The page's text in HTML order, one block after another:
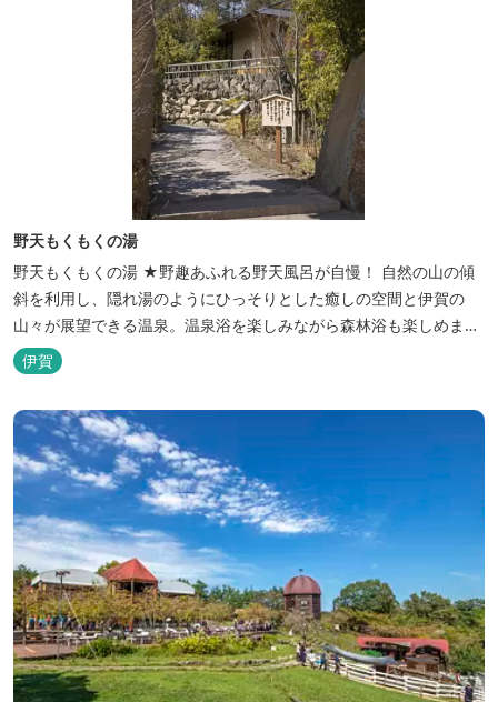
野天もくもくの湯
野天もくもくの湯 ★野趣あふれる野天風呂が自慢！ 自然の山の傾
斜を利用し、隠れ湯のようにひっそりとした癒しの空間と伊賀の
山々が展望できる温泉。温泉浴を楽しみながら森林浴も楽しめま
す。一枚岩をくり貫いてつくった湯船もあり、風情ある空間が魅力
です。 ★源泉100％の野天風呂 源泉100％の野天風呂が2つあり、
38度のぬるめの湯と42度の熱めの湯があります。ぬるめの湯はじっ
くりとゆ...
伊賀